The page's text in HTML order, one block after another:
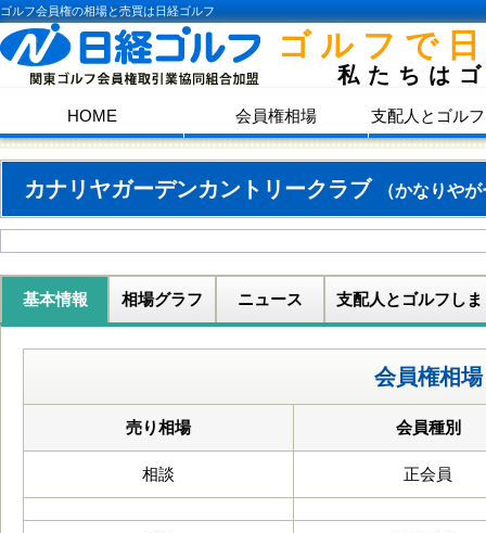
ゴルフ会員権の相場と売買は日経ゴルフ
ゴルフで
私たちは
HOME 会員権相場 支配人とゴル
カナリヤガーデンカントリークラブ （かなりや
基本情報 相場グラフ ニュース 支配人とゴルフしま
会員権相場
売り相場 会員種別
相談 正会員